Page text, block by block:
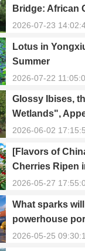
Bridge: African
Fu Dream'
2026-07-23
Lotus in
Summer
2026-07-22
Glossy Ibises,
Wetlands",
in Yongxiu
2026-06-02
[Flavors of
Cherries Ripen
County
2026-05-27
What sparks
powerhouse
Nansha meets
2026-05-25